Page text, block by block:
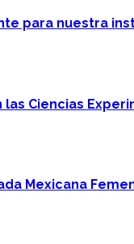
para nuestra
Ciencias
Mexicana